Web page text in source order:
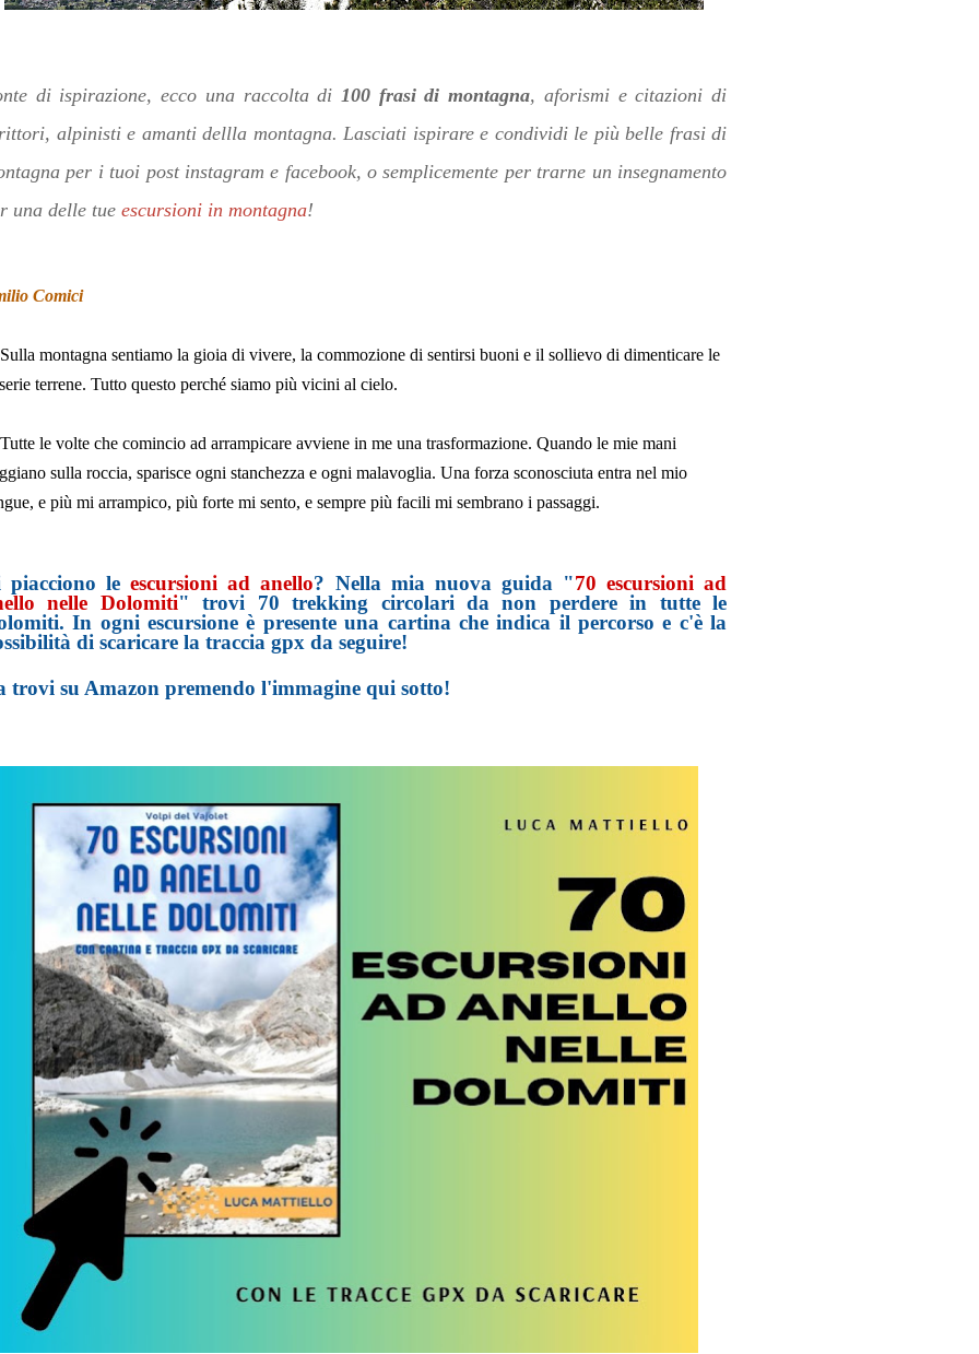
di ispirazione, ecco una raccolta di 100 frasi di montagna, aforismi e citazioni di
alpinisti e amanti dellla montagna. Lasciati ispirare e condividi le più belle frasi di
per i tuoi post instagram e facebook, o semplicemente per trarne un insegnamento
una delle tue escursioni in montagna!
Comici
Sulla montagna sentiamo la gioia di vivere, la commozione di sentirsi buoni e il sollievo di dimenticare le
terrene. Tutto questo perché siamo più vicini al cielo.
Tutte le volte che comincio ad arrampicare avviene in me una trasformazione. Quando le mie mani
sulla roccia, sparisce ogni stanchezza e ogni malavoglia. Una forza sconosciuta entra nel mio
e più mi arrampico, più forte mi sento, e sempre più facili mi sembrano i passaggi.
piacciono leescursioni ad anello? Nella mia nuova guida "70 escursioni ad
nelle Dolomiti" trovi 70 trekking circolari da non perdere in tutte le
In ogni escursione è presente una cartina che indica il percorso e c'è la
di scaricare la traccia gpx da seguire!
trovi su Amazon premendo l'immagine qui sotto!